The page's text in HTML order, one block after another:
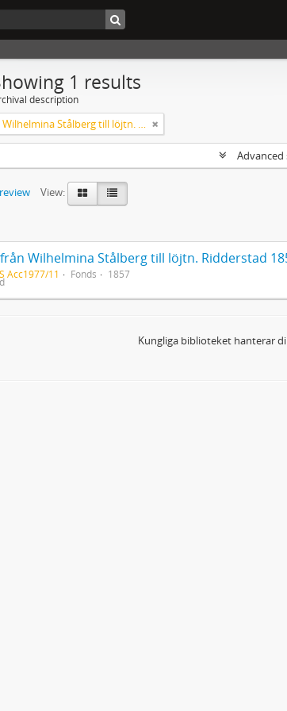
1 results
description
Brev från Wilhelmina Stålberg till löjtn. Ridderstad 1857
View:
Wilhelmina Stålberg till löjtn. Ridderstad
Acc1977/11 Fonds 1857
Kungliga biblioteket hanterar